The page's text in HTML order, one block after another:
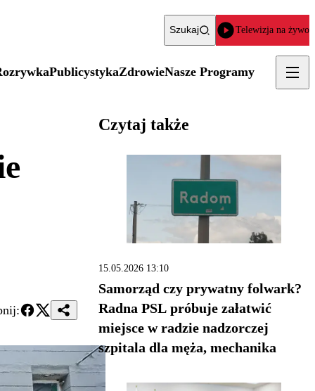
Szukaj Telewizja na żywo
PublicystykaZdrowieNasze Programy
Czytaj także
15.05.2026 13:10
Samorząd czy prywatny folwark?
Radna PSL próbuje załatwić
miejsce w radzie nadzorczej
szpitala dla męża, mechanika